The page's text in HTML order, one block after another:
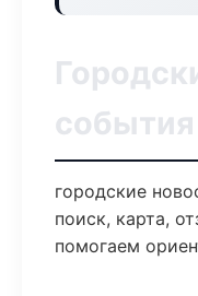
городские
поиск, карта,
помогаем